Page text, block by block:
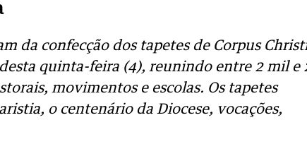
da confecção dos tapetes de Corpus
quinta-feira (4), reunindo entre 2 mil e
movimentos e escolas. Os tapetes
o centenário da Diocese, vocações,